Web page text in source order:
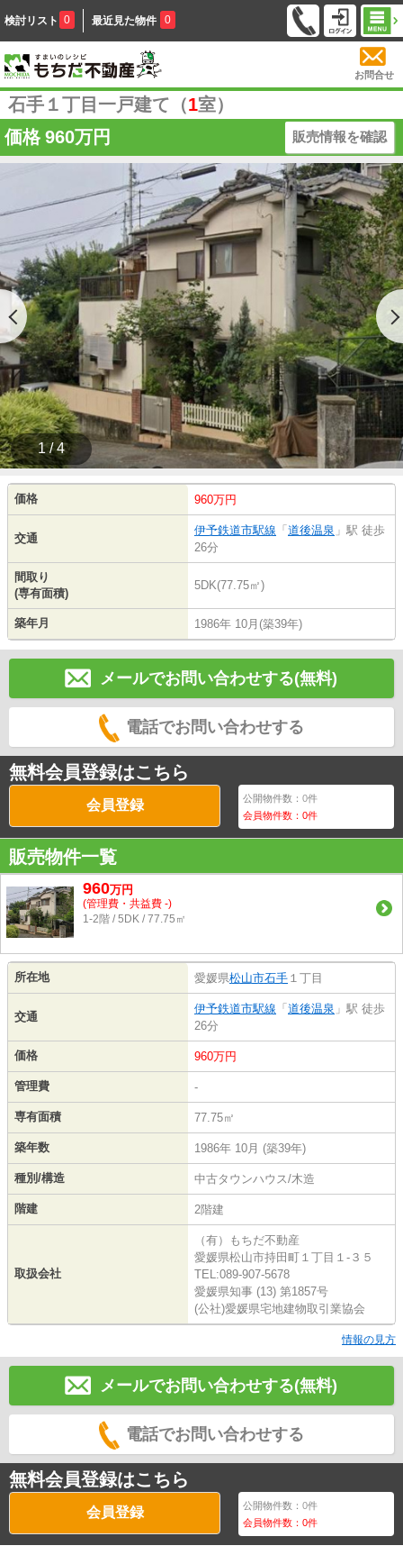
検討リスト 0 最近見た物件 0
お問合せ
石手１丁目一戸建て（1室）
価格 960万円 販売情報を確認
1 / 4
価格 960万円
交通
伊予鉄道市駅線 「 道後温泉 」駅 徒歩
26分
間取り
(専有面積)
5DK(77.75㎡)
築年月 1986年 10月(築39年)
メールでお問い合わせする(無料)
電話でお問い合わせする
無料会員登録はこちら
会員登録 公開物件数：0件
会員物件数：0件
販売物件一覧
960万円
(管理費・共益費 -)
1-2階 / 5DK / 77.75㎡
所在地 愛媛県松山市石手 １丁目
交通
伊予鉄道市駅線 「 道後温泉 」駅 徒歩
26分
価格 960万円
管理費 -
専有面積 77.75㎡
築年数 1986年 10月 (築39年)
種別/構造 中古タウンハウス/木造
階建 2階建
取扱会社
（有）もちだ不動産
愛媛県松山市持田町１丁目１-３５
TEL:089-907-5678
愛媛県知事 (13) 第1857号
(公社)愛媛県宅地建物取引業協会
情報の見方
メールでお問い合わせする(無料)
電話でお問い合わせする
無料会員登録はこちら
会員登録 公開物件数：0件
会員物件数：0件